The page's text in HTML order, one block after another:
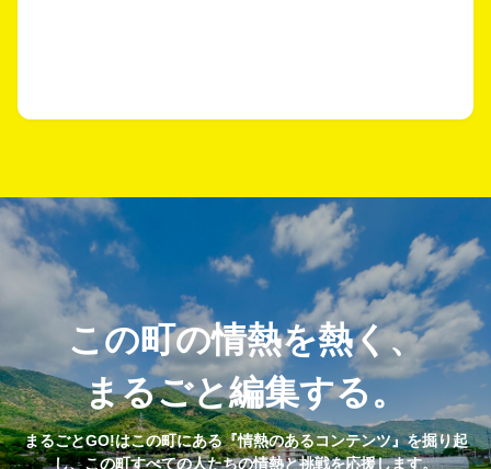
この町の情熱を熱く、
まるごと編集する。
まるごとGO!はこの町にある『情熱のあるコンテンツ』を掘り起
し、この町すべての人たちの情熱と挑戦を応援します。